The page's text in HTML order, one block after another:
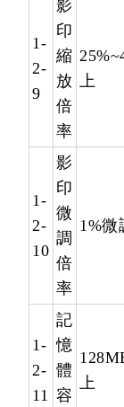
1-
2-
9
影
印
縮
放
倍
率
上
1-
2-
10
影
印
微
調
倍
率
1%微
1-
2-
11
記
憶
體
容
上